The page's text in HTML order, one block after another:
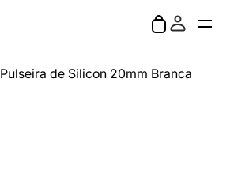
Pulseira de Silicon 20mm Branca